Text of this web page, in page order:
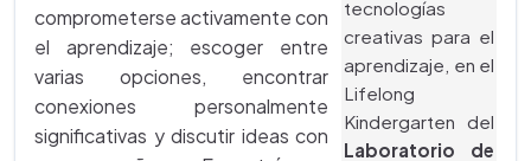
tecnologías
creativas para el
aprendizaje, en el
Lifelong
Kindergarten del
Laboratorio de
comprometerse activamente con
el aprendizaje; escoger entre
varias opciones, encontrar
conexiones personalmente
significativas y discutir ideas con